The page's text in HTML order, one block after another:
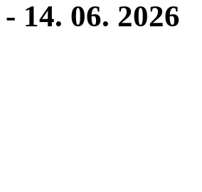
14. 06. 2026